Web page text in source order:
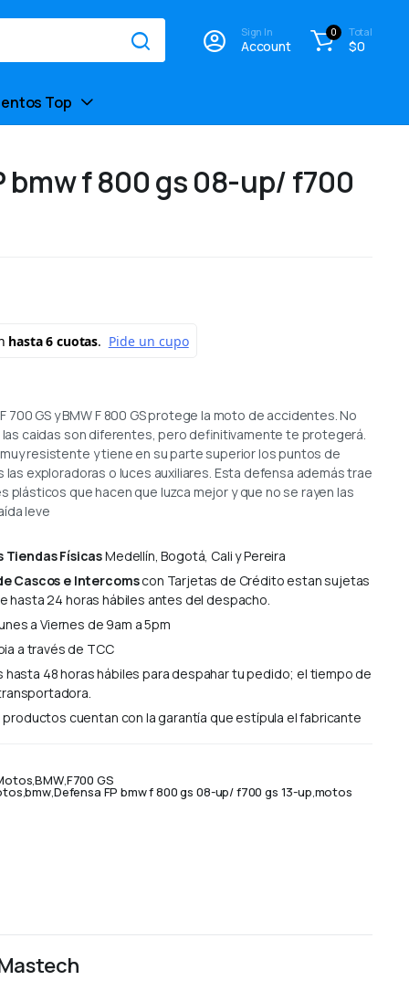
Sign In
Account
0 Total
$0
Top
bmw f 800 gs 08-up/ f700
700 GS y BMW F 800 GS protege la moto de accidentes. No
caidas son diferentes, pero definitivamente te protegerá.
resistente y tiene en su parte superior los puntos de
las exploradoras o luces auxiliares. Esta defensa además trae
plásticos que hacen que luzca mejor y que no se rayen las
leve
Tiendas FísicasMedellín, Bogotá, Cali y Pereira
Cascos e Intercomscon Tarjetas de Crédito estan sujetas
hasta 24 horas hábiles antes del despacho.
a Viernes de 9am a 5pm
a través de TCC
48 horas hábiles para despahar tu pedido; el tiempo de
cuentan con la garantía que estípula el fabricante
,BMW,F700 GS
,bmw,Defensa FP bmw f 800 gs 08-up/ f700 gs 13-up,motos